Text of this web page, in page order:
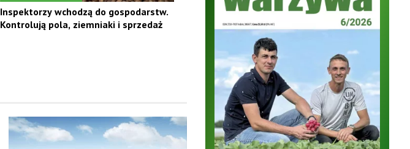
Inspektorzy wchodzą do gospodarstw.
Kontrolują pola, ziemniaki i sprzedaż